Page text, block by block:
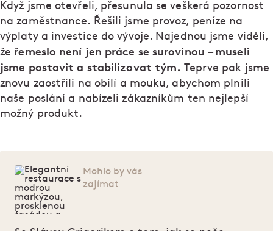
Když jsme otevřeli, přesunula se veškerá pozornost
na zaměstnance. Řešili jsme provoz, peníze na
výplaty a investice do vývoje. Najednou jsme viděli,
že řemeslo není jen práce se surovinou – museli
jsme postavit a stabilizovat tým.Teprve pak jsme
znovu zaostřili na obilí a mouku, abychom plnili
naše poslání a nabízeli zákazníkům ten nejlepší
možný produkt.
Mohlo by vás
zajímat